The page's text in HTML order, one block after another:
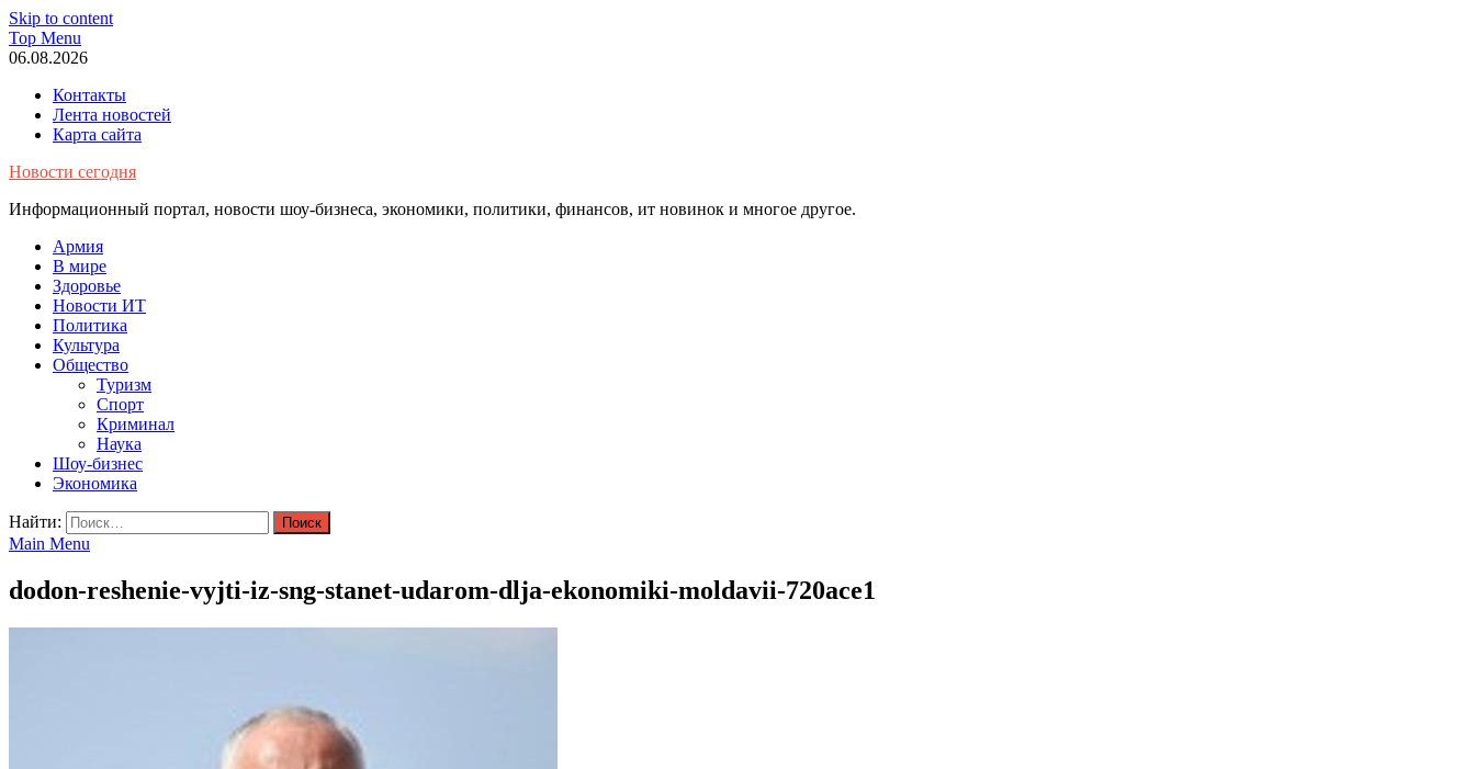
Skip to content
Top Menu
06.08.2026
Контакты
Лента новостей
Карта сайта
Новости сегодня
Информационный портал, новости шоу-бизнеса, экономики, политики, финансов, ит новинок и многое другое.
Армия
В мире
Здоровье
Новости ИТ
Политика
Культура
Общество
Туризм
Спорт
Криминал
Наука
Шоу-бизнес
Экономика
Найти:
Main Menu
dodon-reshenie-vyjti-iz-sng-stanet-udarom-dlja-ekonomiki-moldavii-720ace1